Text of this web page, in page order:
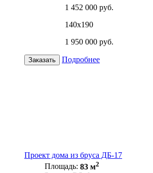
1 452 000 руб.
140х190
1 950 000 руб.
Заказать Подробнее
Проект дома из бруса ДБ-17
Площадь: 83 м2